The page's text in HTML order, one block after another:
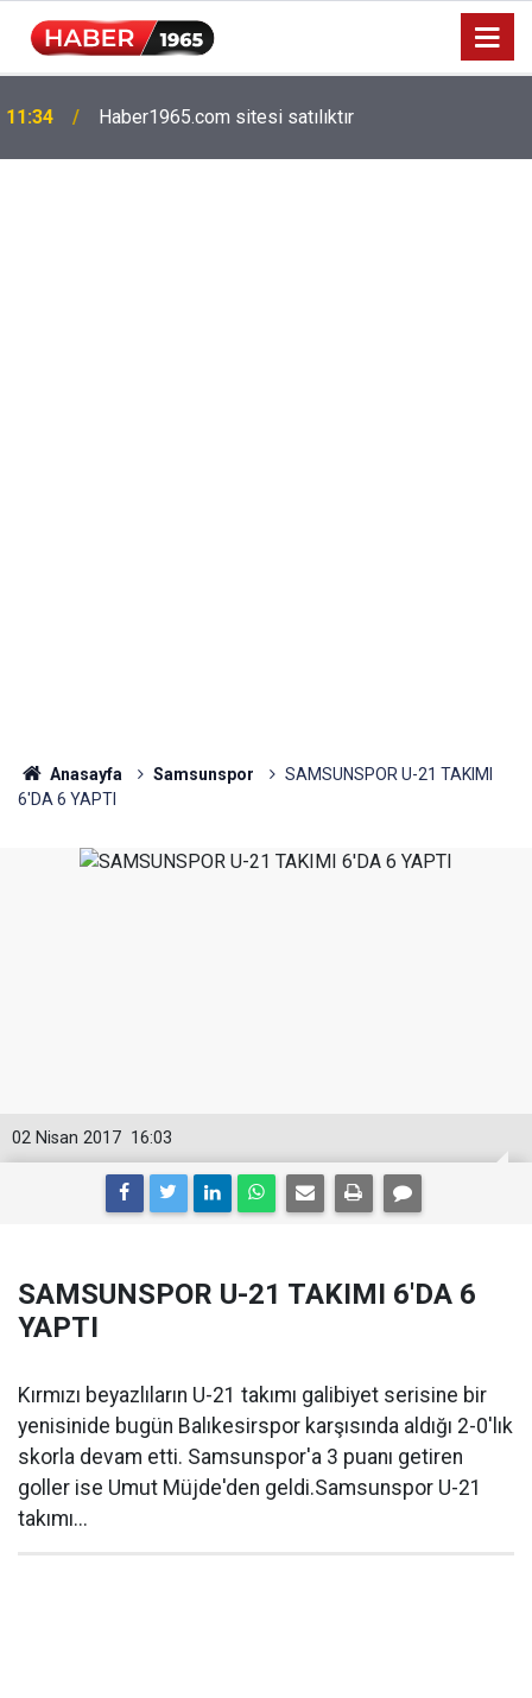
15:52
hesaplarda
Anasayfa Samsunspor
SAMSUNSPOR U-21 TAKIMI
6'DA 6 YAPTI
16:03
02 Nisan 2017
SAMSUNSPOR U-21 TAKIMI 6'DA 6
YAPTI
Kırmızı beyazlıların U-21 takımı galibiyet serisine bir
yenisinide bugün Balıkesirspor karşısında aldığı 2-0'lık
skorla devam etti. Samsunspor'a 3 puanı getiren
goller ise Umut Müjde'den geldi.Samsunspor U-21
takımı...